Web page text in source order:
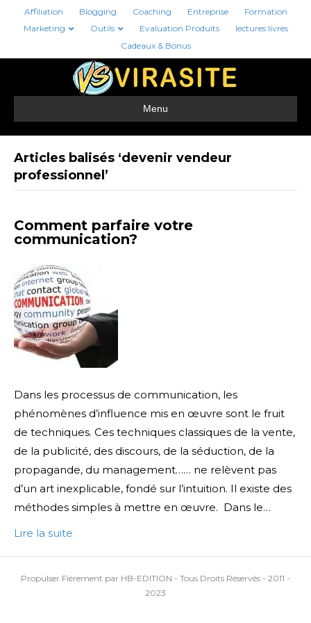
Affiliation Blogging Coaching Entreprise
Formation
Marketing
Outils Evaluation Produits
lectures livres
Cadeaux & Bonus
Menu
Articles balisés ‘devenir vendeur
professionnel’
Comment parfaire votre
communication?
Dans les processus de communication, les
phénomènes d’influence mis en œuvre sont le fruit
de techniques. Ces techniques classiques de la vente,
de la publicité, des discours, de la séduction, de la
propagande, du management…… ne relèvent pas
d’un art inexplicable, fondé sur l’intuition. Il existe des
méthodes simples à mettre en œuvre. Dans le…
Lire la suite
Propulser Fièrement par HB-EDITION - Tous Droits Réservés - 2011 -
2023